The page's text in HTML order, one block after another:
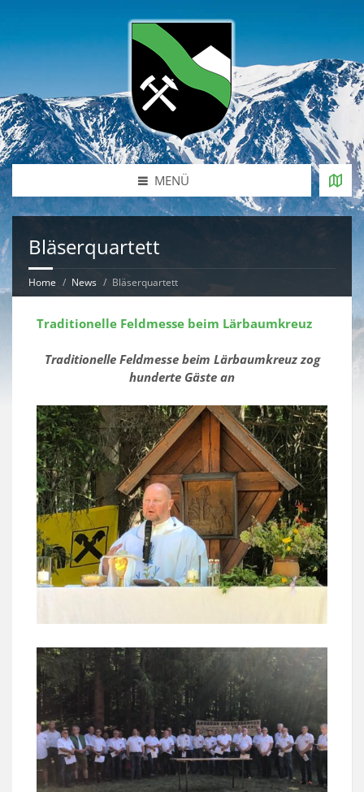
MENÜ
Bläserquartett
Home News Bläserquartett
Traditionelle Feldmesse beim Lärbaumkreuz
Traditionelle Feldmesse beim Lärbaumkreuz zog
hunderte Gäste an